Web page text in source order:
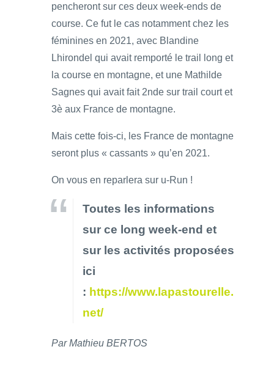
pencheront sur ces deux week-ends de
course. Ce fut le cas notamment chez les
féminines en 2021, avec Blandine
Lhirondel qui avait remporté le trail long et
la course en montagne, et une Mathilde
Sagnes qui avait fait 2nde sur trail court et
3è aux France de montagne.
Mais cette fois-ci, les France de montagne
seront plus « cassants » qu’en 2021.
On vous en reparlera sur u-Run !
Toutes les informations
sur ce long week-end et
sur les activités proposées
ici
: https://www.lapastourelle.
net/
Par Mathieu BERTOS